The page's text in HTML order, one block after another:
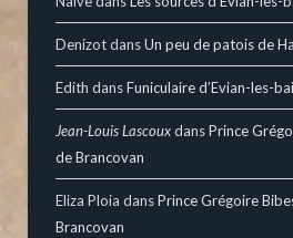
DenizotdansUn peu de patois de
Edith dansFuniculaire d’Evian-les-
Jean-Louis LascouxdansPrince
de Brancovan
Eliza Ploia dansPrince Grégoire
Brancovan